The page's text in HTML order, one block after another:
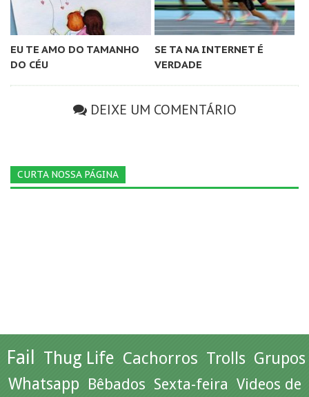
EU TE AMO DO TAMANHO
DO CÉU
SE TA NA INTERNET É
VERDADE
DEIXE UM COMENTÁRIO
CURTA NOSSA PÁGINA
Fail Thug Life Cachorros Trolls Grupos
Whatsapp Bêbados Sexta-feira Videos de